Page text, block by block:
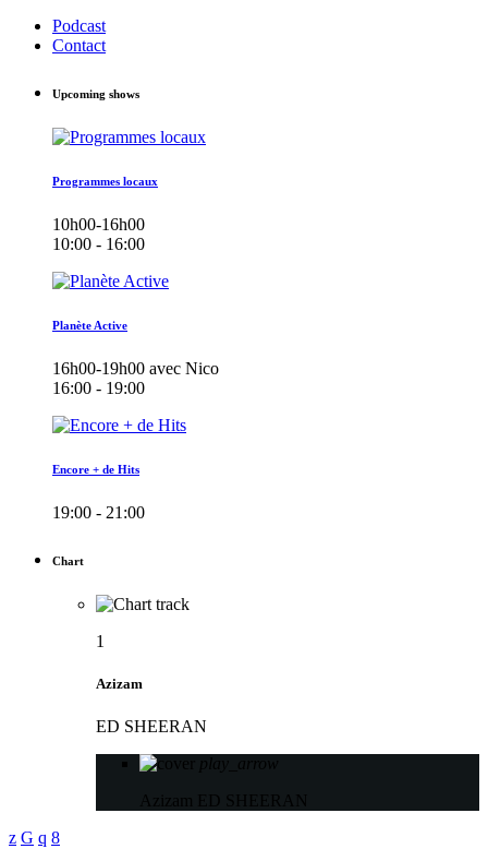
Podcast
Contact
Upcoming shows
Programmes locaux
10h00-16h00
10:00 - 16:00
Planète Active
16h00-19h00 avec Nico
16:00 - 19:00
Encore + de Hits
19:00 - 21:00
Chart
1
Azizam
ED SHEERAN
play_arrow
Azizam
ED SHEERAN